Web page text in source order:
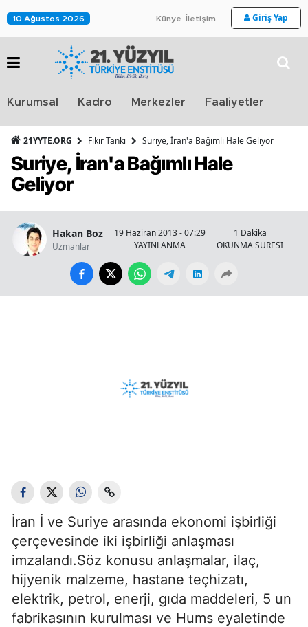
10 Ağustos 2026 Künye İletişim Giriş Yap
Kurumsal Kadro Merkezler Faaliyetler
21YYTE.ORG Fikir Tankı Suriye, İran'a Bağımlı Hale Geliyor
Suriye, İran'a Bağımlı Hale
Geliyor
Hakan Boz
Uzmanlar
19 Haziran 2013 - 07:29
YAYINLANMA
1 Dakika
OKUNMA SÜRESİ
İran İ ve Suriye arasında ekonomi işbirliği
çerçevesinde iki işbirliği anlaşması
imzalandı.Söz konusu anlaşmalar, ilaç,
hijyenik malzeme, hastane teçhizatı,
elektrik, petrol, enerji, gıda maddeleri, 5 un
fabrikasının kurulması ve Hums eyaletinde